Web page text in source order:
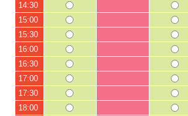
14:30
15:00
15:30
16:00
16:30
17:00
17:30
18:00